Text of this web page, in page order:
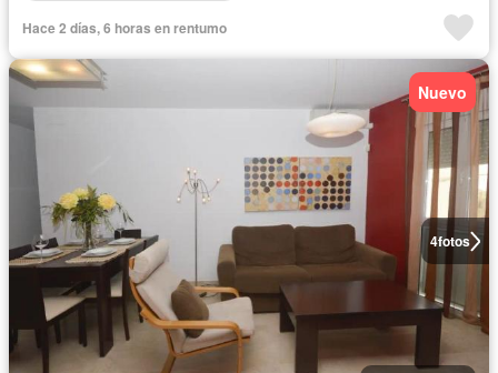
Hace 2 días, 6 horas en rentumo
4fotos
Nuevo